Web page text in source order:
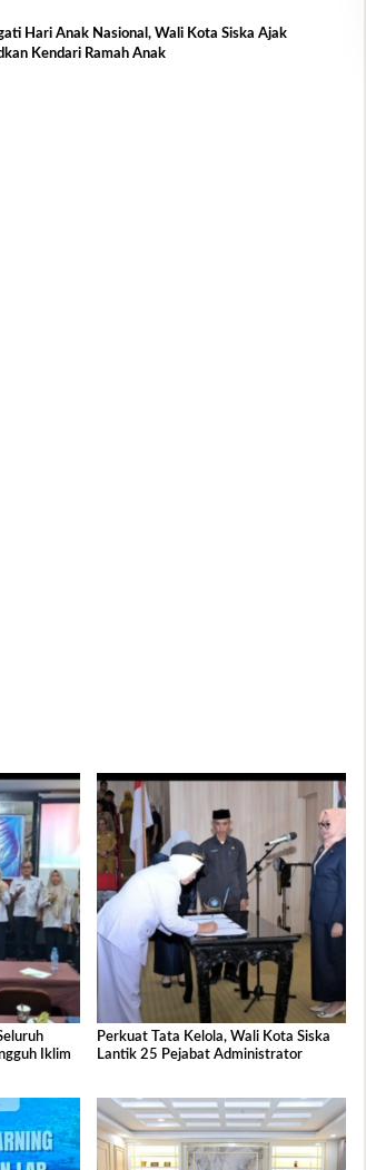
Hari Anak Nasional, Wali Kota Siska Ajak
Kendari Ramah Anak
Iklim
Perkuat Tata Kelola, Wali Kota Siska
Lantik 25 Pejabat Administrator